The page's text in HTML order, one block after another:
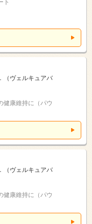
ト
（ヴェルキュアバ
健康維持に（パウ
（ヴェルキュアバ
健康維持に（パウ